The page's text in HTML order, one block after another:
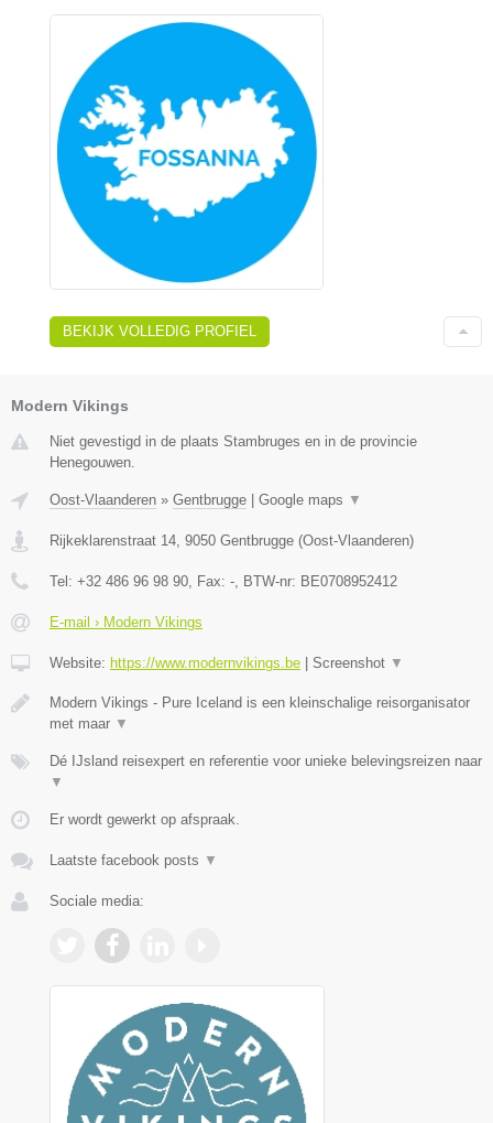
BEKIJK VOLLEDIG PROFIEL
Modern Vikings
Niet gevestigd in de plaats Stambruges en in de provincie
Henegouwen.
Oost-Vlaanderen » Gentbrugge Google maps ▼
Rijkeklarenstraat 14, 9050 Gentbrugge (Oost-Vlaanderen)
Tel: +32 486 96 98 90, Fax: -, BTW-nr: BE0708952412
E-mail › Modern Vikings
Website: https://www.modernvikings.be Screenshot ▼
Modern Vikings - Pure Iceland is een kleinschalige reisorganisator
met maar ▼
Dé IJsland reisexpert en referentie voor unieke belevingsreizen naar
▼
Er wordt gewerkt op afspraak.
Laatste facebook posts ▼
Sociale media: